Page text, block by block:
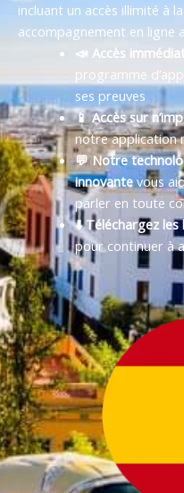
incluant un accès illimité à
accompagnement en ligne
📣 Accès
programme
ses preuves
📱 Accès sur
notre application
💬 Notre
innovantevous
parler en toute
⬇️ Téléchargez les
pour continuer à